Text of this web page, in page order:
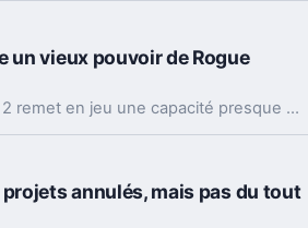
un vieux pouvoir de Rogue
L’épisode 8 de la saison 2 remet en jeu une capacité presque effacée des comics de Rogue. Et ce détail change la lecture de toute l’intrigue.
annulés, mais pas du tout